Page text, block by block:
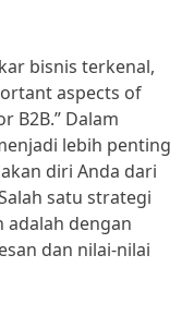
bisnis terkenal,
aspects of
B2B.” Dalam
lebih penting
diri Anda dari
satu strategi
adalah dengan
dan nilai-nilai